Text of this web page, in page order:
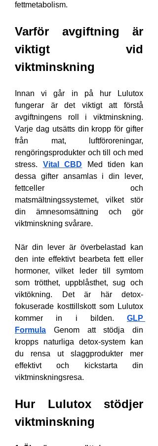
fettmetabolism.
Varför avgiftning är
viktigt vid
viktminskning
Innan vi går in på hur Lulutox
fungerar är det viktigt att förstå
avgiftningens roll i viktminskning.
Varje dag utsätts din kropp för gifter
från mat, luftföroreningar,
rengöringsprodukter och till och med
stress. Vital CBD Med tiden kan
dessa gifter ansamlas i din lever,
fettceller och
matsmältningssystemet, vilket stör
din ämnesomsättning och gör
viktminskning svårare.
När din lever är överbelastad kan
den inte effektivt bearbeta fett eller
hormoner, vilket leder till symtom
som trötthet, uppblåsthet, sug och
viktökning. Det är här detox-
fokuserade kosttillskott som Lulutox
kommer in i bilden. GLP
Formula Genom att stödja din
kropps naturliga detox-system kan
du rensa ut slaggprodukter mer
effektivt och kickstarta din
viktminskningsresa.
Hur Lulutox stödjer
viktminskning